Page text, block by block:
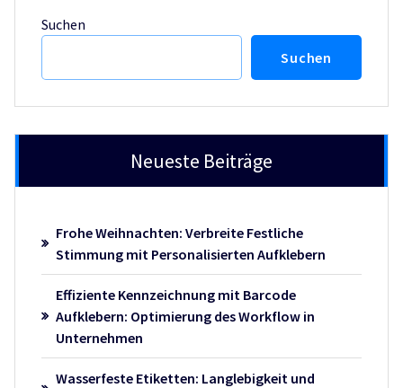
Suchen
Suchen
Neueste Beiträge
Frohe Weihnachten: Verbreite Festliche
Stimmung mit Personalisierten Aufklebern
Effiziente Kennzeichnung mit Barcode
Aufklebern: Optimierung des Workflow in
Unternehmen
Wasserfeste Etiketten: Langlebigkeit und